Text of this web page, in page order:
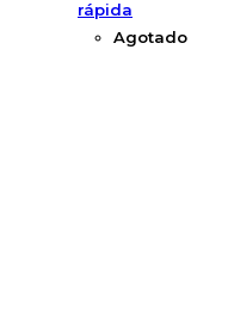
rápida
Agotado